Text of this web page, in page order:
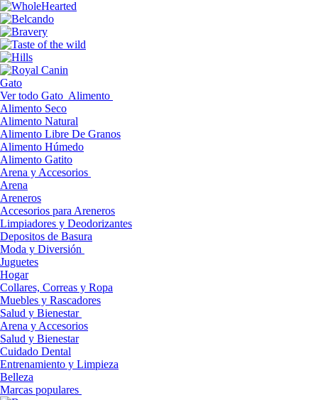
Gato
Ver todo Gato Alimento
Alimento Seco
Alimento Natural
Alimento Libre De Granos
Alimento Húmedo
Alimento Gatito
Arena y Accesorios
Arena
Areneros
Accesorios para Areneros
Limpiadores y Deodorizantes
Depositos de Basura
Moda y Diversión
Juguetes
Hogar
Collares, Correas y Ropa
Muebles y Rascadores
Salud y Bienestar
Arena y Accesorios
Salud y Bienestar
Cuidado Dental
Entrenamiento y Limpieza
Belleza
Marcas populares